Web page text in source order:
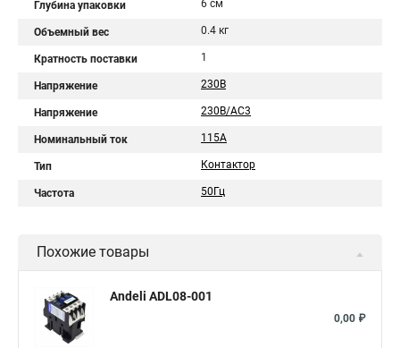
Глубина упаковки 6 см
Объемный вес 0.4 кг
Кратность поставки 1
Напряжение 230В
Напряжение 230В/АС3
Номинальный ток 115A
Тип Контактор
Частота 50Гц
Похожие товары
Andeli ADL08-001
0,00 ₽